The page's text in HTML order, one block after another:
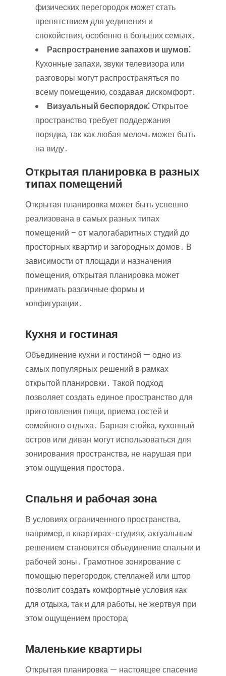
физических перегородок может стать
препятствием для уединения и
спокойствия, особенно в больших семьях․
Распространение запахов и шумов⁚
Кухонные запахи, звуки телевизора или
разговоры могут распространяться по
всему помещению, создавая дискомфорт․
Визуальный беспорядок⁚Открытое
пространство требует поддержания
порядка, так как любая мелочь может быть
на виду․
Открытая планировка в разных
типах помещений
Открытая планировка может быть успешно
реализована в самых разных типах
помещений – от малогабаритных студий до
просторных квартир и загородных домов․ В
зависимости от площади и назначения
помещения, открытая планировка может
принимать различные формы и
конфигурации․
Кухня и гостиная
Объединение кухни и гостиной — одно из
самых популярных решений в рамках
открытой планировки․ Такой подход
позволяет создать единое пространство для
приготовления пищи, приема гостей и
семейного отдыха․ Барная стойка, кухонный
остров или диван могут использоваться для
зонирования пространства, не нарушая при
этом ощущения простора․
Спальня и рабочая зона
В условиях ограниченного пространства,
например, в квартирах-студиях, актуальным
решением становится объединение спальни и
рабочей зоны․ Грамотное зонирование с
помощью перегородок, стеллажей или штор
позволит создать комфортные условия как
для отдыха, так и для работы, не жертвуя при
этом ощущением простора;
Маленькие квартиры
Открытая планировка — настоящее спасение